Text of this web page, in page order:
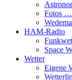
Fotos …
HAM-Radio
Space
Wetter
Eigene